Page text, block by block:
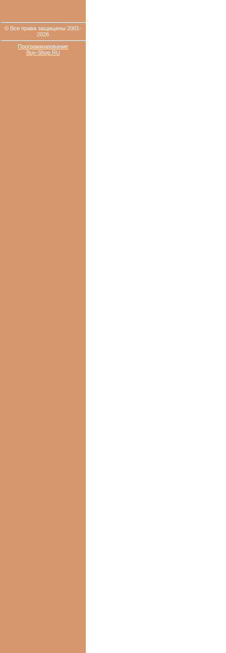
© Все права защищены 2001-
2026
Программирование
Buy-Shop.RU